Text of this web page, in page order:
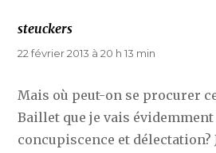
steuckers
22 février 2013 à 20 h 13 min
Mais où peut-on se procurer
Baillet que je vais
concupiscence et délectation?